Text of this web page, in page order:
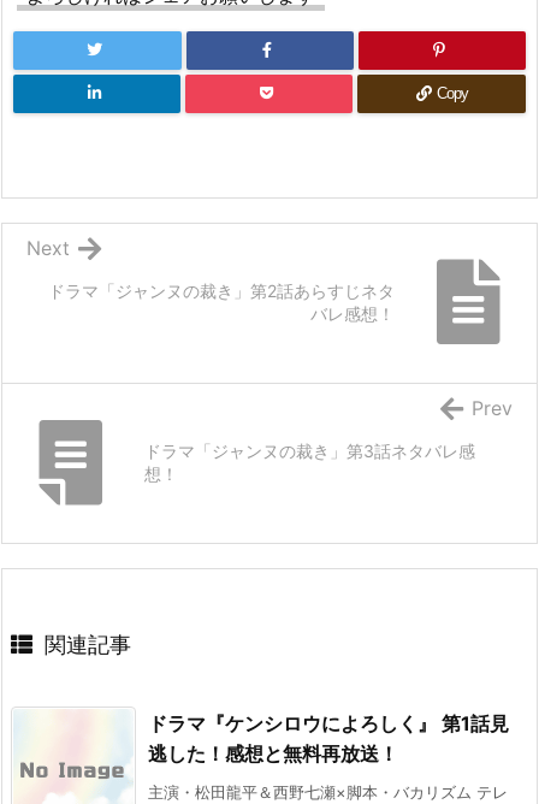
Copy
ドラマ「ジャンヌの裁き」第2話あらすじネタ
バレ感想！
Next
ドラマ「ジャンヌの裁き」第3話ネタバレ感
想！
Prev
関連記事
ドラマ『ケンシロウによろしく』 第1話見
逃した！感想と無料再放送！
主演・松田龍平＆西野七瀬×脚本・バカリズム テレ